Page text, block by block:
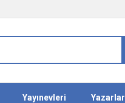
Yayınevleri Yazarlar